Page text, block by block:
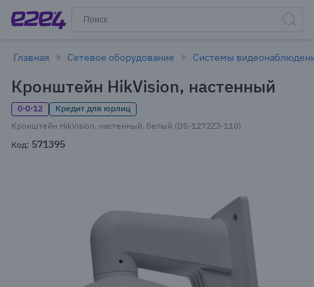
Главная Сетевое оборудование Системы
Кронштейн HikVision, настенный
0·0·12
Кредит для юрлиц
Кронштейн HikVision, настенный, белый (DS-1272ZJ-110)
Код: 571395